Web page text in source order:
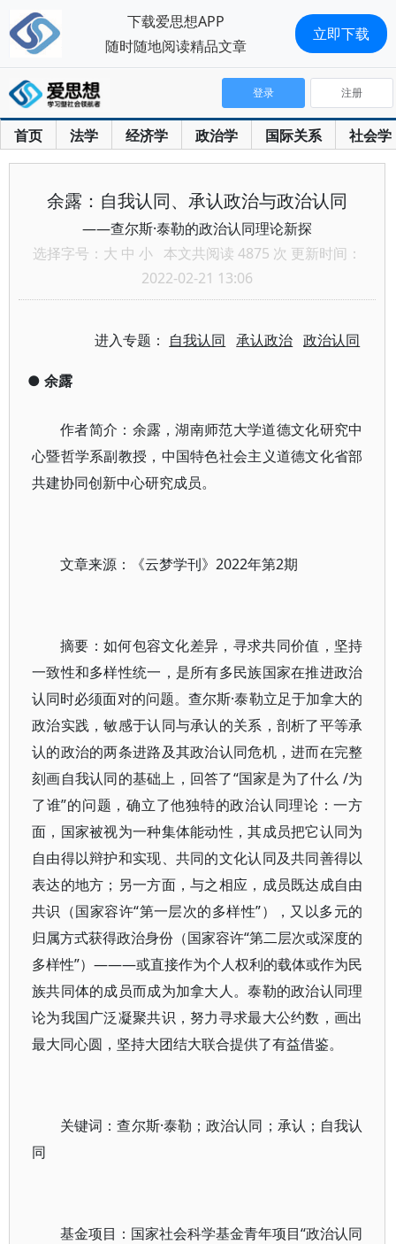
首页 法学 经济学 政治学 国际关系 社会学
登录 注册
余露：自我认同、承认政治与政治认同
——查尔斯·泰勒的政治认同理论新探
选择字号： 大 中 小 本文共阅读 4875 次 更新时间：
2022-02-21 13:06
进入专题： 自我认同 承认政治 政治认同
● 余露
作者简介：余露，湖南师范大学道德文化研究中
心暨哲学系副教授，中国特色社会主义道德文化省部
共建协同创新中心研究成员。
文章来源：《云梦学刊》2022年第2期
摘要：如何包容文化差异，寻求共同价值，坚持
一致性和多样性统一，是所有多民族国家在推进政治
认同时必须面对的问题。查尔斯·泰勒立足于加拿大的
政治实践，敏感于认同与承认的关系，剖析了平等承
认的政治的两条进路及其政治认同危机，进而在完整
刻画自我认同的基础上，回答了“国家是为了什么 /为
了谁”的问题，确立了他独特的政治认同理论：一方
面，国家被视为一种集体能动性，其成员把它认同为
自由得以辩护和实现、共同的文化认同及共同善得以
表达的地方；另一方面，与之相应，成员既达成自由
共识（国家容许“第一层次的多样性”），又以多元的
归属方式获得政治身份（国家容许“第二层次或深度的
多样性”）———或直接作为个人权利的载体或作为民
族共同体的成员而成为加拿大人。泰勒的政治认同理
论为我国广泛凝聚共识，努力寻求最大公约数，画出
最大同心圆，坚持大团结大联合提供了有益借鉴。
关键词：查尔斯·泰勒；政治认同；承认；自我认
同
基金项目：国家社会科学基金青年项目“政治认同
下载爱思想APP
随时随地阅读精品文章
立即下载